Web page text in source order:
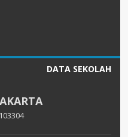
DATA SEKOLAH